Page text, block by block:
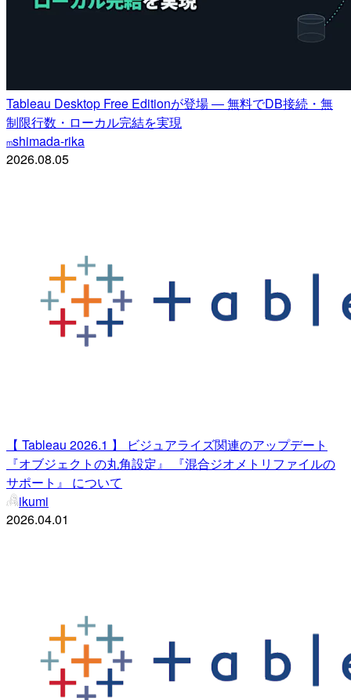
Tableau Desktop Free Editionが登場 ― 無料でDB接続・無
制限行数・ローカル完結を実現
mshimada-rika
2026.08.05
【 Tableau 2026.1 】 ビジュアライズ関連のアップデート
『オブジェクトの丸角設定』 『混合ジオメトリファイルの
サポート』 について
ikumi
2026.04.01